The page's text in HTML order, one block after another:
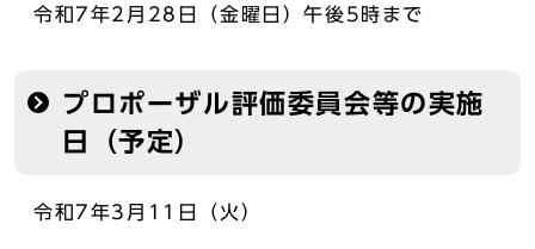
令和7年2月28日（金曜日）午後5時まで
プロポーザル評価委員会等の実施
日（予定）
令和7年3月11日（火）